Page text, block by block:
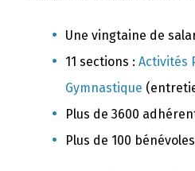
Une vingtaine de
11 sections : Activités
Gymnastique
Plus de 3600
Plus de 100 bénévoles